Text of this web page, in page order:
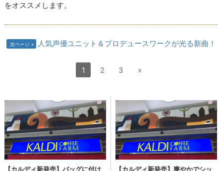
をオススメします。
次ページ 人気声優ユニット＆プロデュースワークが光る新曲！
1 2 3 »